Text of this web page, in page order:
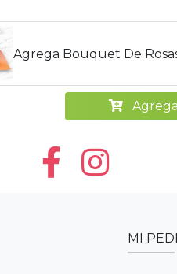
Agrega Bouquet De
MI